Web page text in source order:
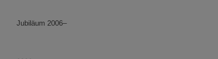
Weidehygiene